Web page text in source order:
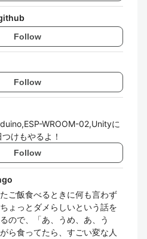
Follow
Follow
WROOM-02,Unityに
けもやるよ！
Follow
ご飯食べるときに何も言わず
ょっとダメらしいという話を
ので、「あ、うめ、あ、う
ら食ってたら、すごい変な人